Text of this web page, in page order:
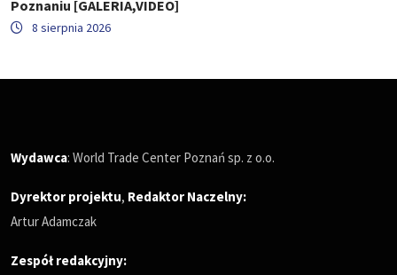
Poznaniu [GALERIA,VIDEO]
8 sierpnia 2026
Wydawca: World Trade Center Poznań sp. z o.o.
Dyrektor projektu, Redaktor Naczelny:
Artur Adamczak
Zespół redakcyjny: